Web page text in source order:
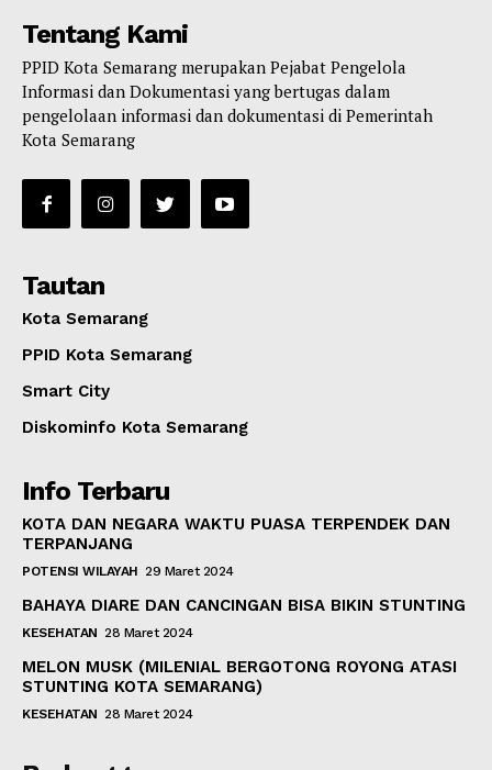
Tentang Kami
PPID Kota Semarang merupakan Pejabat Pengelola
Informasi dan Dokumentasi yang bertugas dalam
pengelolaan informasi dan dokumentasi di Pemerintah
Kota Semarang
Tautan
Kota Semarang
PPID Kota Semarang
Smart City
Diskominfo Kota Semarang
Info Terbaru
KOTA DAN NEGARA WAKTU PUASA TERPENDEK DAN
TERPANJANG
POTENSI WILAYAH 29 Maret 2024
BAHAYA DIARE DAN CANCINGAN BISA BIKIN STUNTING
KESEHATAN 28 Maret 2024
MELON MUSK (MILENIAL BERGOTONG ROYONG ATASI
STUNTING KOTA SEMARANG)
KESEHATAN 28 Maret 2024